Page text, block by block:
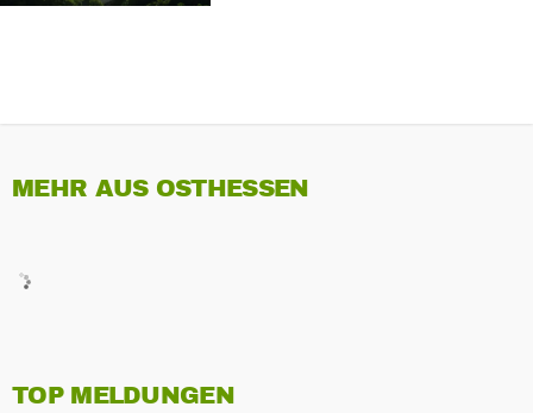
MEHR AUS OSTHESSEN
TOP MELDUNGEN